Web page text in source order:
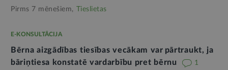
Pirms 7 mēnešiem, Tieslietas
E-KONSULTĀCIJA
Bērna aizgādības tiesības vecākam var pārtraukt, ja
bāriņtiesa konstatē vardarbību pret bērnu
1